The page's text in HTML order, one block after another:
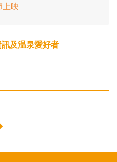
上映
及温泉愛好者